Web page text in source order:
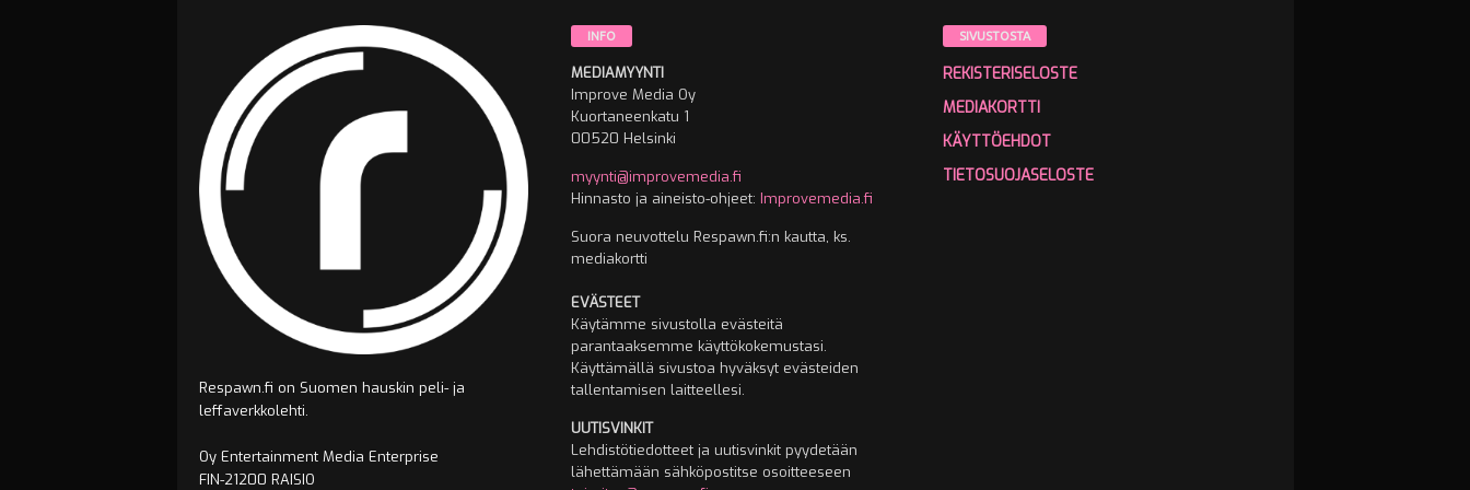
Respawn.fi on Suomen hauskin peli- ja
leffaverkkolehti.
Oy Entertainment Media Enterprise
FIN-21200 RAISIO
INFO
MEDIAMYYNTI
Improve Media Oy
Kuortaneenkatu 1
00520 Helsinki
myynti@improvemedia.fi
Hinnasto ja aineisto-ohjeet: Improvemedia.fi
Suora neuvottelu Respawn.fi:n kautta, ks.
mediakortti
EVÄSTEET
Käytämme sivustolla evästeitä
parantaaksemme käyttökokemustasi.
Käyttämällä sivustoa hyväksyt evästeiden
tallentamisen laitteellesi.
UUTISVINKIT
Lehdistötiedotteet ja uutisvinkit pyydetään
lähettämään sähköpostitse osoitteeseen
SIVUSTOSTA
REKISTERISELOSTE
MEDIAKORTTI
KÄYTTÖEHDOT
TIETOSUOJASELOSTE